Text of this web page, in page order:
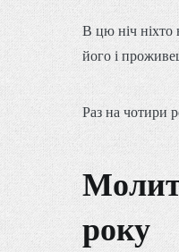
В цю ніч ніхто
його і
Раз на чотири
року